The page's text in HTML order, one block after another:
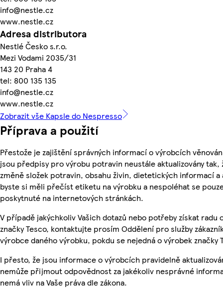
info@nestle.cz
www.nestle.cz
Adresa distributora
Nestlé Česko s.r.o.
Mezi Vodami 2035/31
143 20 Praha 4
tel: 800 135 135
info@nestle.cz
www.nestle.cz
Zobrazit vše Kapsle do Nespresso
Příprava a použití
Přestože je zajištění správných informací o výrobcích
jsou předpisy pro výrobu potravin neustále aktualizovány tak,
změně složek potravin, obsahu živin, dietetických informací a
byste si měli přečíst etiketu na výrobku a nespoléhat se
poskytnuté na internetových stránkách.
V případě jakýchkoliv Vašich dotazů nebo potřeby získat radu
značky Tesco, kontaktujte prosím Oddělení pro služby
výrobce daného výrobku, pokdu se nejedná o výrobek značky
I přesto, že jsou informace o výrobcích pravidelně
nemůže přijmout odpovědnost za jakékoliv nesprávné
nemá vliv na Vaše práva dle zákona.